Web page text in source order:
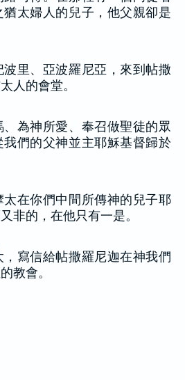
太婦人的兒子，他父親卻是
里、亞波羅尼亞，來到帖撒
人的會堂。
為神所愛、奉召做聖徒的眾
我們的父神並主耶穌基督歸於
太在你們中間所傳神的兒子耶
非的，在他只有一是。
寫信給帖撒羅尼迦在神我們
教會。